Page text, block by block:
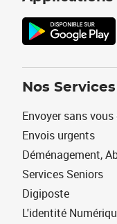
Nos Services
Envoyer sans
Envois urgents
Déménagement,
Services Seniors
Digiposte
L'identité